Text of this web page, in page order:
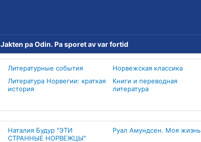
Jakten pa Odin. Pa sporet av var fortid
Литературные события Норвежская классика
Литература Норвегии: краткая
история
Книги и переводная
литература
Наталия Будур "ЭТИ
СТРАННЫЕ НОРВЕЖЦЫ"
Руал Амундсен. Моя жизнь